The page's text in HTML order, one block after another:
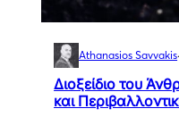
Athanasios Savvakis
Διοξείδιο του
και